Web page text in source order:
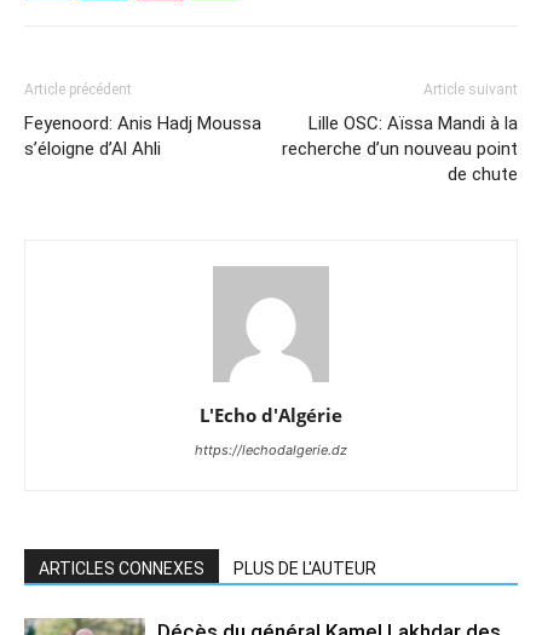
Article précédent
Feyenoord: Anis Hadj Moussa
s’éloigne d’Al Ahli
Article suivant
Lille OSC: Aïssa Mandi à la
recherche d’un nouveau point
de chute
L'Echo d'Algérie
https://lechodalgerie.dz
ARTICLES CONNEXES PLUS DE L'AUTEUR